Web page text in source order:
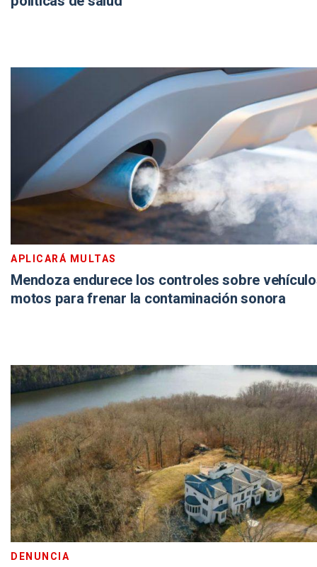
APLICARÁ MULTAS
Mendoza endurece los controles sobre
motos para frenar la contaminación sonora
DENUNCIA